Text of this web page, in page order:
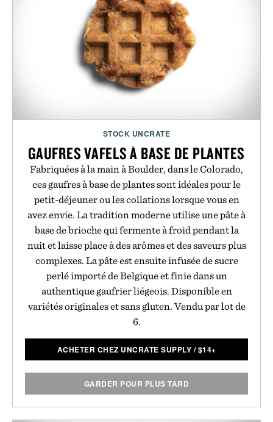
STOCK UNCRATE
GAUFRES VAFELS À BASE DE PLANTES
Fabriquées à la main à Boulder, dans le Colorado,
ces gaufres à base de plantes sont idéales pour le
petit-déjeuner ou les collations lorsque vous en
avez envie. La tradition moderne utilise une pâte à
base de brioche qui fermente à froid pendant la
nuit et laisse place à des arômes et des saveurs plus
complexes. La pâte est ensuite infusée de sucre
perlé importé de Belgique et finie dans un
authentique gaufrier liégeois. Disponible en
variétés originales et sans gluten. Vendu par lot de
6.
ACHETER CHEZ UNCRATE SUPPLY /$14+
GARDER POUR PLUS TARD